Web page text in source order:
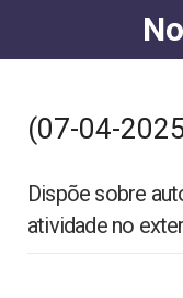
(07-04-
Dispõe sobre
atividade no